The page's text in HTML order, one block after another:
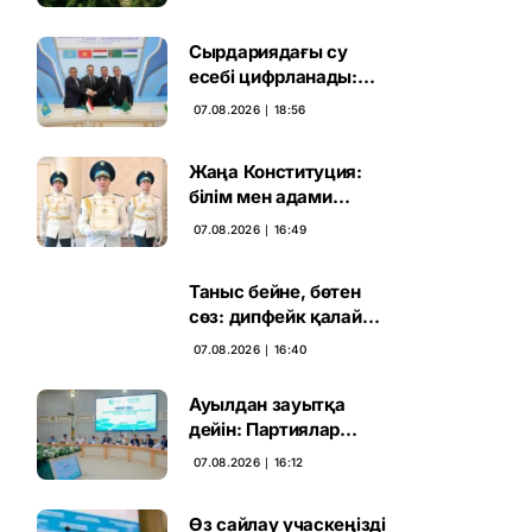
Сырдариядағы су
есебі цифрланады:
Орталық Азия ортақ
07.08.2026 ∣ 18:56
Жаңа Конституция:
білім мен адами
капиталға салынған
07.08.2026 ∣ 16:49
Таныс бейне, бөтен
сөз: дипфейк қалай
жұмыс істейді
07.08.2026 ∣ 16:40
Ауылдан зауытқа
дейін: Партиялар
сайлаушымен бетпе-
07.08.2026 ∣ 16:12
Өз сайлау учаскеңізді